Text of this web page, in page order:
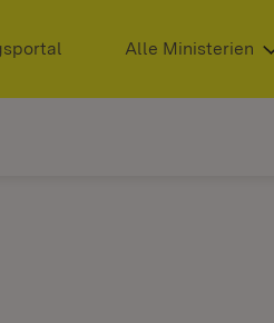
(Öffnet in neuem Fenster)
Alle Ministerien